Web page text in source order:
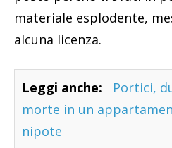
materiale esplodente,
alcuna licenza.
Leggi anche:
Portici,
morte in un
nipote